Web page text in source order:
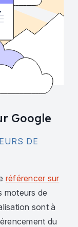
Google
DE
référencer sur
moteurs de
sont à
du